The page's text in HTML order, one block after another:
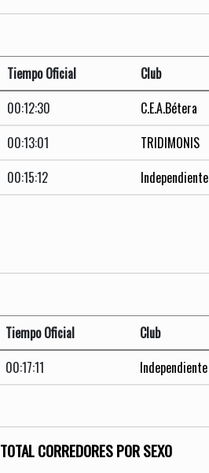
Tiempo Oficial
Club
00:12:30
C.E.A.Bétera
00:13:01
TRIDIMONIS
00:15:12 Independiente
Tiempo Oficial
Club
00:17:11 Independiente
TOTAL CORREDORES POR SEXO